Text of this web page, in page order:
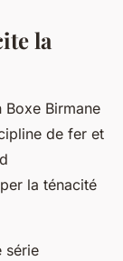
la
Boxe Birmane
de fer et
la ténacité
série